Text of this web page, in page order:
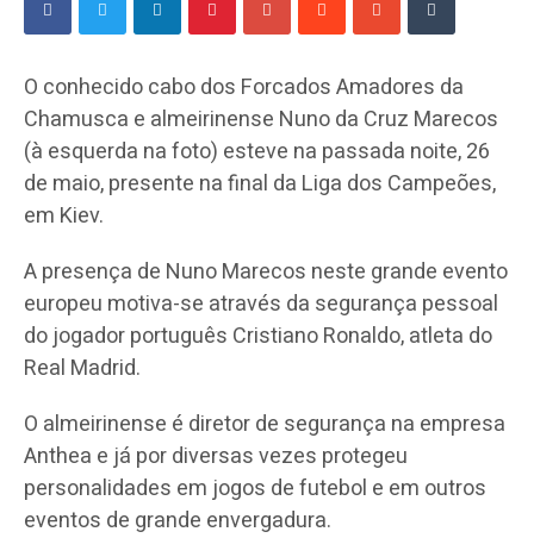
O conhecido cabo dos Forcados Amadores da
Chamusca e almeirinense Nuno da Cruz Marecos
(à esquerda na foto) esteve na passada noite, 26
de maio, presente na final da Liga dos Campeões,
em Kiev.
A presença de Nuno Marecos neste grande evento
europeu motiva-se através da segurança pessoal
do jogador português Cristiano Ronaldo, atleta do
Real Madrid.
O almeirinense é diretor de segurança na empresa
Anthea e já por diversas vezes protegeu
personalidades em jogos de futebol e em outros
eventos de grande envergadura.